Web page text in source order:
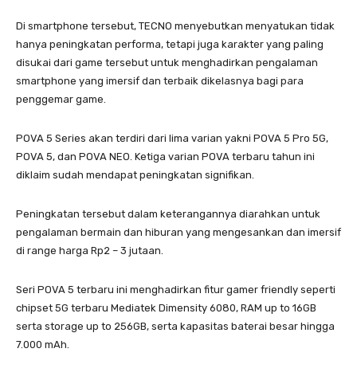
Di smartphone tersebut, TECNO menyebutkan menyatukan tidak
hanya peningkatan performa, tetapi juga karakter yang paling
disukai dari game tersebut untuk menghadirkan pengalaman
smartphone yang imersif dan terbaik dikelasnya bagi para
penggemar game.
POVA 5 Series akan terdiri dari lima varian yakni POVA 5 Pro 5G,
POVA 5, dan POVA NEO. Ketiga varian POVA terbaru tahun ini
diklaim sudah mendapat peningkatan signifikan.
Peningkatan tersebut dalam keterangannya diarahkan untuk
pengalaman bermain dan hiburan yang mengesankan dan imersif
di range harga Rp2 – 3 jutaan.
Seri POVA 5 terbaru ini menghadirkan fitur gamer friendly seperti
chipset 5G terbaru Mediatek Dimensity 6080, RAM up to 16GB
serta storage up to 256GB, serta kapasitas baterai besar hingga
7.000 mAh.